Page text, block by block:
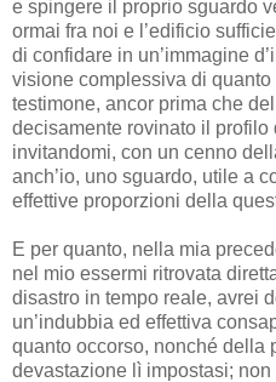
e spingere il proprio sguardo
ormai fra noi e l’edificio
di confidare in un’immagine
visione complessiva di quanto
testimone, ancor prima che
decisamente rovinato il
invitandomi, con un cenno
anch’io, uno sguardo, utile a
effettive proporzioni della
E per quanto, nella mia
nel mio essermi ritrovata
disastro in tempo reale, avrei
un’indubbia ed effettiva
quanto occorso, nonché della
devastazione lì impostasi;